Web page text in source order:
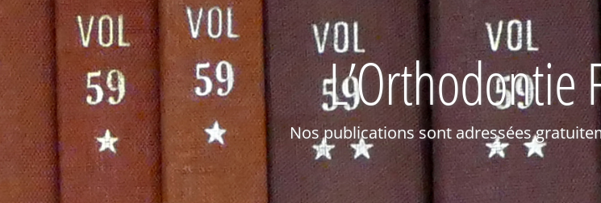
L’Orthodontie
Nos publications sont adressées